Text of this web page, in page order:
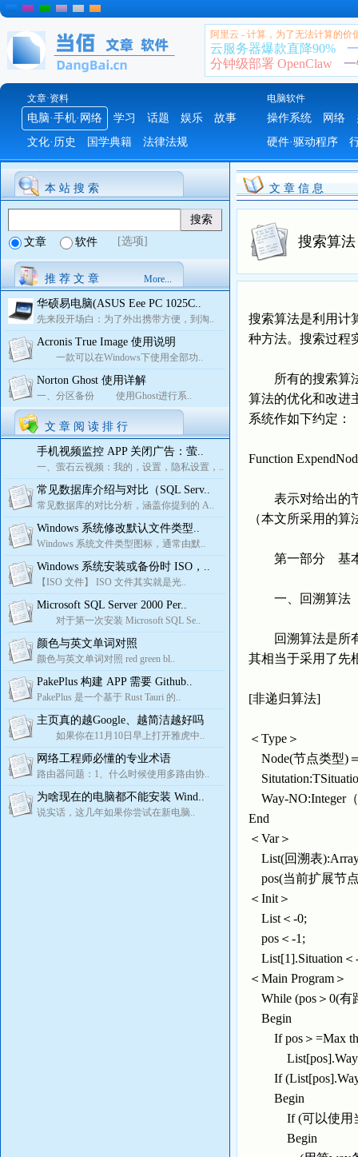
阿里云 - 计算，为了无法计算的价
云服务器爆款直降90%
分钟级部署 OpenClaw
文章·资料 电脑软件
电脑·手机·网络 学习 话题 娱乐
故事
文化·历史
国学典籍 法律法规
操作系统 网络
硬件·驱动程序
本 站 搜 索
文章 软件 [选项]
推 荐 文 章 More...
华硕易电脑(ASUS Eee PC 1025C..
先来段开场白：为了外出携带方便，到淘..
Acronis True Image 使用说明
一款可以在Windows下使用全部功..
Norton Ghost 使用详解
一、分区备份 使用Ghost进行系..
文 章 阅 读 排 行
手机视频监控 APP 关闭广告：萤..
一、萤石云视频：我的，设置，隐私设置，..
常见数据库介绍与对比（SQL Serv..
常见数据库的对比分析，涵盖你提到的 A..
Windows 系统修改默认文件类型..
Windows 系统文件类型图标，通常由默..
Windows 系统安装或备份时 ISO，..
【ISO 文件】 ISO 文件其实就是光..
Microsoft SQL Server 2000 Per..
对于第一次安装 Microsoft SQL Se..
颜色与英文单词对照
颜色与英文单词对照 red green bl..
PakePlus 构建 APP 需要 Github..
PakePlus 是一个基于 Rust Tauri 的..
主页真的越Google、越简洁越好吗
如果你在11月10日早上打开雅虎中..
网络工程师必懂的专业术语
路由器问题：1、什么时候使用多路由协..
为啥现在的电脑都不能安装 Wind..
说实话，这几年如果你尝试在新电脑..
文 章 信 息
搜索算法
搜索算法是利用计
种方法。搜索过程
所有的搜索算法
算法的优化和改进
系统作如下约定：
Function
表示对给出的节
（本文所采用的
第一部分 基
一、回溯算法
回溯算法是所有
其相当于采用了先
[非递归算法]
＜Type＞
Node(节点类型)
Way-NO:Integer
End
＜Var＞
List(回溯表
pos(当前扩展节
＜Init＞
List＜-0;
pos＜-1;
List[1].Situation
＜Main Program＞
While (pos＞0(有
Begin
If pos＞=Max
List[pos].Way-
If (List[pos].Way-
Begin
If (可以使用当
Begin